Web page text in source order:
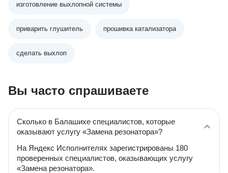
изготовление выхлопной системы
приварить глушитель прошивка катализатора
сделать выхлоп
Вы часто спрашиваете
Сколько в Балашихе специалистов, которые
оказывают услугу «Замена резонатора»?
На Яндекс Исполнителях зарегистрированы 180
проверенных специалистов, оказывающих услугу
«Замена резонатора».